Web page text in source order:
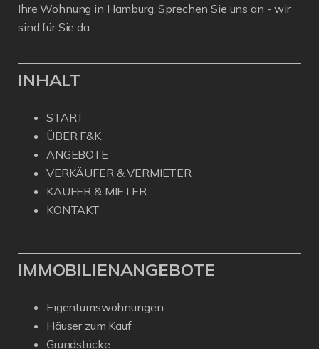
Ihre Wohnung in Hamburg. Sprechen Sie uns an - wir
sind für Sie da.
INHALT
START
ÜBER F&K
ANGEBOTE
VERKÄUFER & VERMIETER
KÄUFER & MIETER
KONTAKT
IMMOBILIENANGEBOTE
Eigentumswohnungen
Häuser zum Kauf
Grundstücke